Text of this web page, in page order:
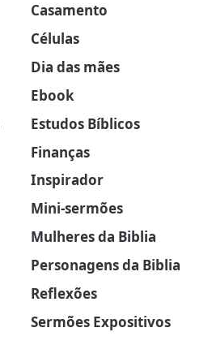
Casamento
Células
Dia das mães
Ebook
Estudos Bíblicos
Finanças
Inspirador
Mini-sermões
Mulheres da Biblia
Personagens da Biblia
Reflexões
Sermões Expositivos